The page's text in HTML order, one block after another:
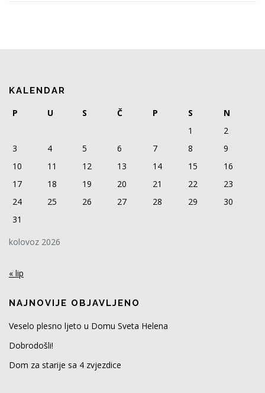
KALENDAR
kolovoz 2026
P U S Č P S
N
1
2
3
4 5 6 7 8
9
10
11 12 13 14 15
16
17
18 19 20 21 22
23
24
25 26 27 28 29
30
31
« lip
NAJNOVIJE OBJAVLJENO
Veselo plesno ljeto u Domu Sveta Helena
Dobrodošli!
Dom za starije sa 4 zvjezdice